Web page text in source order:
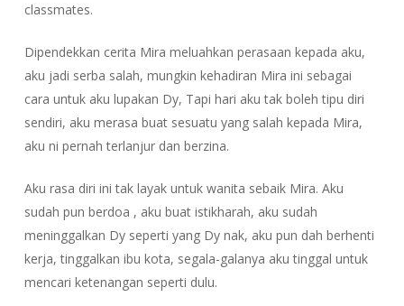
classmates.
Dipendekkan cerita Mira meluahkan perasaan kepada aku,
aku jadi serba salah, mungkin kehadiran Mira ini sebagai
cara untuk aku lupakan Dy, Tapi hari aku tak boleh tipu diri
sendiri, aku merasa buat sesuatu yang salah kepada Mira,
aku ni pernah terlanjur dan berzina.
Aku rasa diri ini tak layak untuk wanita sebaik Mira. Aku
sudah pun berdoa , aku buat istikharah, aku sudah
meninggalkan Dy seperti yang Dy nak, aku pun dah berhenti
kerja, tinggalkan ibu kota, segala-galanya aku tinggal untuk
mencari ketenangan seperti dulu.